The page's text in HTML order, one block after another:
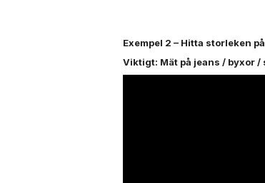
Exempel 2 – Hitta storleken
Viktigt: Mät på jeans / byxor